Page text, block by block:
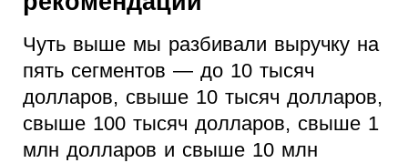
Чуть выше мы разбивали выручку на
пять сегментов — до 10 тысяч
долларов, свыше 10 тысяч долларов,
свыше 100 тысяч долларов, свыше 1
млн долларов и свыше 10 млн